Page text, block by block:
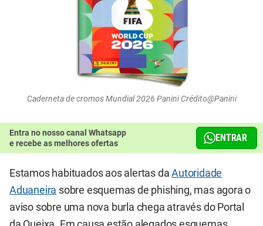
Caderneta de cromos Mundial 2026 Panini Crédito@Panini
Entra no nosso canal Whatsapp
e recebe as melhores ofertas
ENTRAR
Estamos habituados aos alertas daAutoridade
Aduaneira sobre esquemas de phishing, mas agora o
aviso sobre uma nova burla chega através do Portal